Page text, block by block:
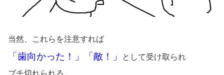
当然、これらを注意すれば
「歯向かった！」「敵！」
として受け取られ